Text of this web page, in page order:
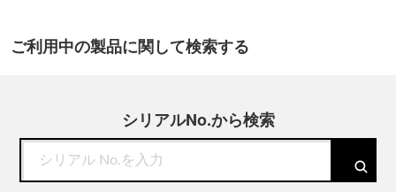
ご利用中の製品に関して検索する
シリアルNo.から検索